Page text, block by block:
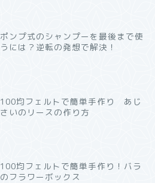
ポンプ式のシャンプーを最後まで使
うには？逆転の発想で解決！
100均フェルトで簡単手作り あじ
さいのリースの作り方
100均フェルトで簡単手作り！バラ
のフラワーボックス